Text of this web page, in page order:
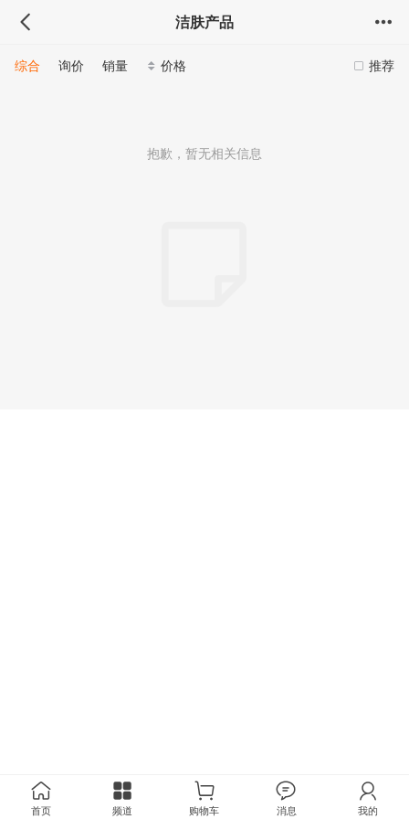
洁肤产品
推荐
综合 询价 销量 价格
抱歉，暂无相关信息
首页 频道 购物车 消息 我的